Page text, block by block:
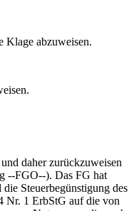
Klage abzuweisen.
daher zurückzuweisen
Das FG hat
Steuerbegünstigung des
Nr. 1 ErbStG auf die von